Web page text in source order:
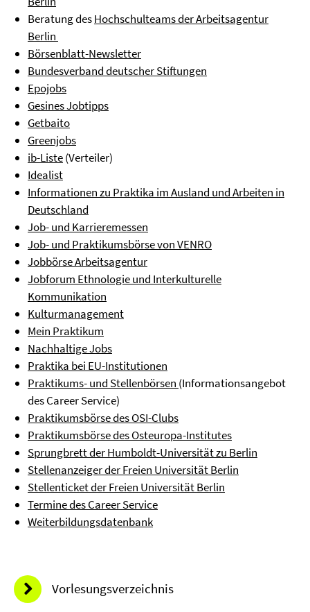
Beratung desHochschulteams der Arbeitsagentur
Berlin
Börsenblatt-Newsletter
Bundesverband deutscher Stiftungen
Epojobs
Gesines Jobtipps
Getbaito
Greenjobs
ib-Liste(Verteiler)
Idealist
Informationen zu Praktika im Ausland und Arbeiten in
Deutschland
Job- und Karrieremessen
Job- und Praktikumsbörse von VENRO
Jobbörse Arbeitsagentur
Jobforum Ethnologie und Interkulturelle
Kommunikation
Kulturmanagement
Mein Praktikum
Nachhaltige Jobs
Praktika bei EU-Institutionen
Praktikums- und Stellenbörsen (Informationsangebot
des Career Service)
Praktikumsbörse des OSI-Clubs
Praktikumsbörse des Osteuropa-Institutes
Sprungbrett der Humboldt-Universität zu Berlin
Stellenanzeiger der Freien Universität Berlin
Stellenticket der Freien Universität Berlin
Termine des Career Service
Weiterbildungsdatenbank
Vorlesungsverzeichnis